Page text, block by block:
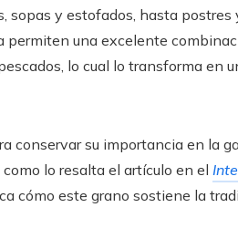
sopas y estofados, hasta
permiten una excelente
lo cual lo transforma en
conservar su importancia en la
lo resalta el artículo en el
cómo este grano sostiene la